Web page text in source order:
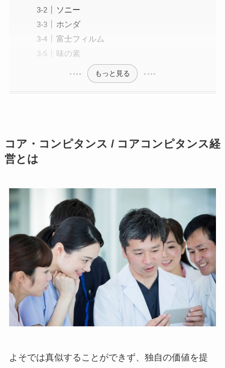
ソニー
ホンダ
富士フィルム
味の素
もっと見る
コア・コンピタンス / コアコンピタンス経
営とは
よそでは真似することができず、独自の価値を提